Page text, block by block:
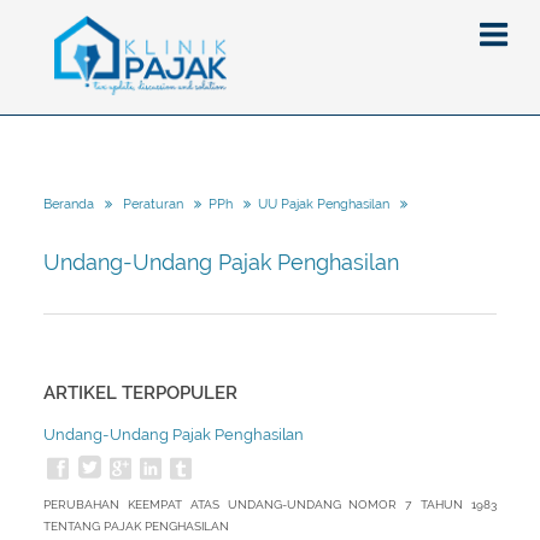
Pajak
Pengantar
Pajak Pertambahan Nilai (PPN)
Administrasi Perpajakan
Penghitungan Pajak
Peraturan
PPN
KUP
Update Aturan Pajak
Aturan Pajak Lainnya
SPT Masa
SPT Tahunan
Formulir Pajak
Event
Gallery
Tax Amnesty
Pengampunan Pajak
Beranda
Beranda Peraturan PPh UU Pajak Penghasilan
Undang-Undang Pajak Penghasilan
ARTIKEL TERPOPULER
Undang-Undang Pajak Penghasilan
PERUBAHAN KEEMPAT ATAS UNDANG-UNDANG NOMOR 7 TAHUN 1983
TENTANG PAJAK PENGHASILAN